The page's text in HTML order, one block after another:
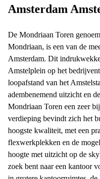
Amsterdam
De Mondriaan Toren
Mondriaan, is een van de
Amsterdam. Dit
Amstelplein op het
loopafstand van het
adembenemend uitzicht en
Mondriaan Toren een zeer
verdieping bevindt zich het
hoogste kwaliteit, met een
flexwerkplekken en de
hoogte met uitzicht op de
zoek bent naar een kantoor